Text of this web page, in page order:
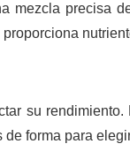
mezcla precisa
su
de forma para